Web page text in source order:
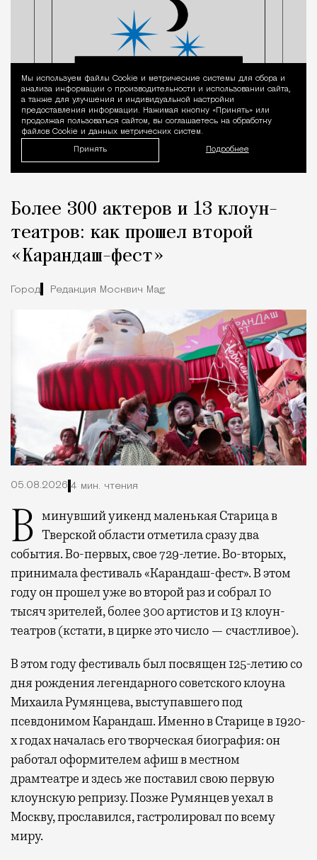
Уведомление
Мы используем файлы Сookie и метрические системы для сбора и
анализа информации о производительности и использовании сайта,
а также для улучшения и индивидуальной настройки
предоставления информации. Нажимая кнопку «Принять» или
продолжая пользоваться сайтом, вы соглашаетесь на обработку
файлов Cookie и данных метрических систем.
Принять Подробнее
Более 300 актеров и 13 клоун-
театров: как прошел второй
«Карандаш-фест»
Город Редакция Москвич Mag
05.08.2026 4 мин. чтения
В минувший уикенд маленькая Старица в Тверской области отметила сразу два
события. Во-первых, свое 729-летие. Во-вторых,
принимала фестиваль «Карандаш-фест». В этом
году он прошел уже во второй раз и собрал 10
тысяч зрителей, более 300 артистов и 13 клоун-
театров (кстати, в цирке это число — счастливое).
В этом году фестиваль был посвящен 125-летию со
дня рождения легендарного советского клоуна
Михаила Румянцева, выступавшего под
псевдонимом Карандаш. Именно в Старице в 1920-
х годах началась его творческая биография: он
работал оформителем афиш в местном
драмтеатре и здесь же поставил свою первую
клоунскую репризу. Позже Румянцев уехал в
Москву, прославился, гастролировал по всему
миру.